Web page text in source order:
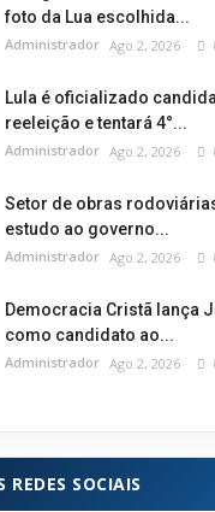
foto da Lua escolhida...
Administrador Ago 2, 2026
Lula é oficializado
reeleição e tentará 4°...
Administrador Ago 2, 2026
Setor de obras
estudo ao governo...
Administrador Ago 2, 2026
Democracia Cristã lança
como candidato ao...
Administrador Ago 2, 2026
REDES SOCIAIS